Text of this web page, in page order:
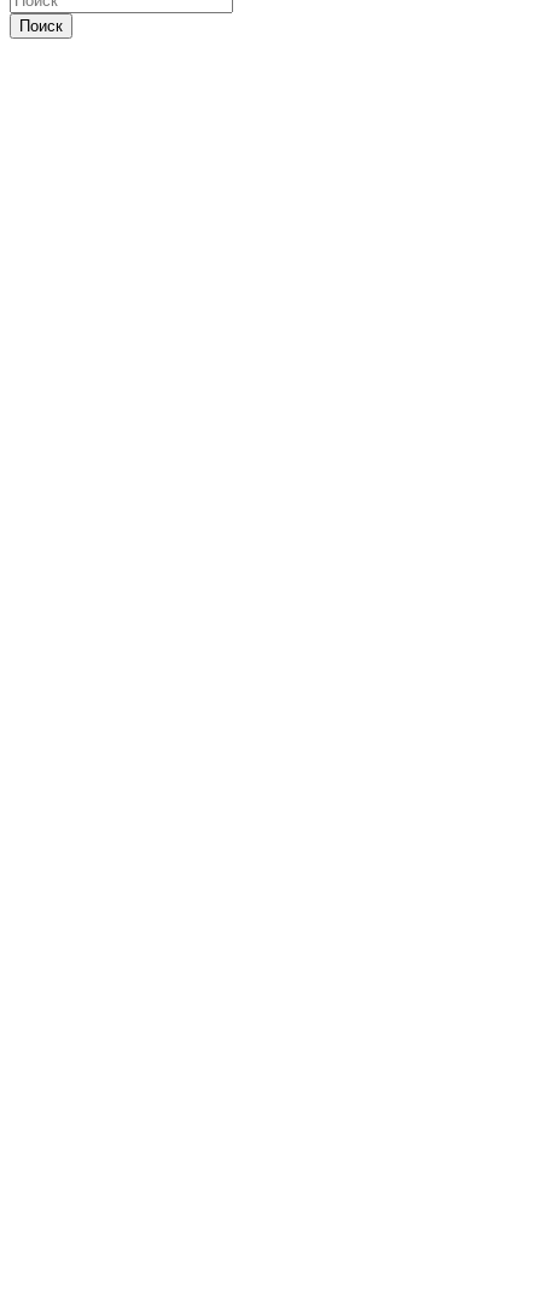
Поиск